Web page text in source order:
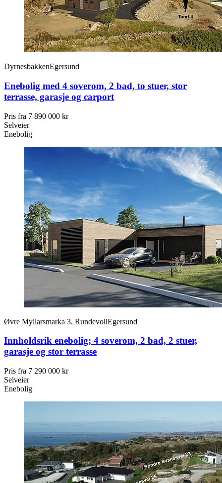
DyrnesbakkenEgersund
Enebolig med 4 soverom, 2 bad, to stuer, stor
terrasse, garasje og carport
Pris fra 7 890 000 kr
Selveier
Enebolig
Øvre Myllarsmarka 3, RundevollEgersund
Innholdsrik enebolig; 4 soverom, 2 bad, 2 stuer,
garasje og stor terrasse
Pris fra 7 290 000 kr
Selveier
Enebolig